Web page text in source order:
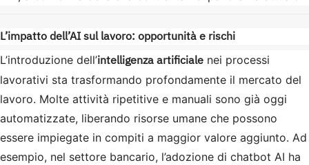
L’impatto dell’AI sul lavoro: opportunità e rischi
L’introduzione dell’intelligenza artificiale nei processi
lavorativi sta trasformando profondamente il mercato del
lavoro. Molte attività ripetitive e manuali sono già oggi
automatizzate, liberando risorse umane che possono
essere impiegate in compiti a maggior valore aggiunto. Ad
esempio, nel settore bancario, l’adozione di chatbot AI ha